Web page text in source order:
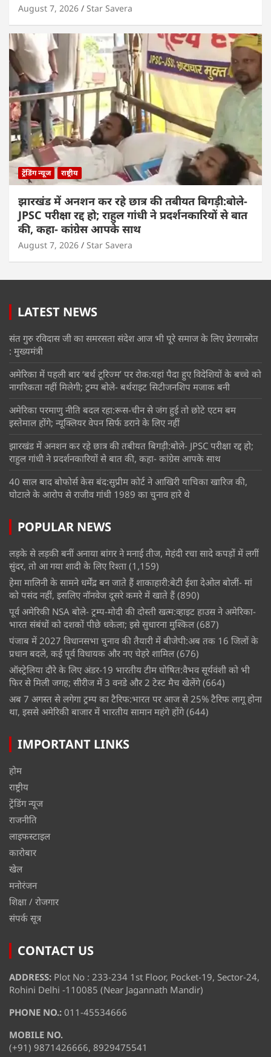
August 7, 2026 Star Savera
ट्रेंडिंग न्यूज राष्ट्रीय
झारखंड में अनशन कर रहे छात्र की तबीयत बिगड़ी:बोले-
JPSC परीक्षा रद्द हो; राहुल गांधी ने प्रदर्शनकारियों से बात
की, कहा- कांग्रेस आपके साथ
August 7, 2026 Star Savera
LATEST NEWS
संत गुरु रविदास जी का समरसता संदेश आज भी पूरे समाज के लिए प्रेरणास्रोत
: मुख्यमंत्री
अमेरिका में पहली बार ‘बर्थ टूरिज्म’ पर रोक:यहां पैदा हुए विदेशियों के बच्चे को
नागरिकता नहीं मिलेगी; ट्रम्प बोले- बर्थराइट सिटीजनशिप मजाक बनी
अमेरिका परमाणु नीति बदल रहा:रूस-चीन से जंग हुई तो छोटे एटम बम
इस्तेमाल होंगे; न्यूक्लियर वेपन सिर्फ डराने के लिए नहीं
झारखंड में अनशन कर रहे छात्र की तबीयत बिगड़ी:बोले- JPSC परीक्षा रद्द हो;
राहुल गांधी ने प्रदर्शनकारियों से बात की, कहा- कांग्रेस आपके साथ
40 साल बाद बोफोर्स केस बंद:सुप्रीम कोर्ट ने आखिरी याचिका खारिज की,
घोटाले के आरोप से राजीव गांधी 1989 का चुनाव हारे थे
POPULAR NEWS
लड़के से लड़की बनीं अनाया बांगर ने मनाई तीज, मेहंदी रचा सादे कपड़ों में लगीं
सुंदर, तो आ गया शादी के लिए रिश्ता (1,159)
हेमा मालिनी के सामने धर्मेंद्र बन जाते हैं शाकाहारी:बेटी ईशा देओल बोलीं- मां
को पसंद नहीं, इसलिए नॉनवेज दूसरे कमरे में खाते हैं (890)
पूर्व अमेरिकी NSA बोले- ट्रम्प-मोदी की दोस्ती खत्म:व्हाइट हाउस ने अमेरिका-
भारत संबंधों को दशकों पीछे धकेला; इसे सुधारना मुश्किल (687)
पंजाब में 2027 विधानसभा चुनाव की तैयारी में बीजेपी:अब तक 16 जिलों के
प्रधान बदले, कई पूर्व विधायक और नए चेहरे शामिल (676)
ऑस्ट्रेलिया दौरे के लिए अंडर-19 भारतीय टीम घोषित:वैभव सूर्यवंशी को भी
फिर से मिली जगह; सीरीज में 3 वनडे और 2 टेस्ट मैच खेलेंगे (664)
अब 7 अगस्त से लगेगा ट्रम्प का टैरिफ:भारत पर आज से 25% टैरिफ लागू होना
था, इससे अमेरिकी बाजार में भारतीय सामान महंगे होंगे (644)
IMPORTANT LINKS
होम
राष्ट्रीय
ट्रेंडिंग न्यूज
राजनीति
लाइफस्टाइल
कारोबार
खेल
मनोरंजन
शिक्षा / रोजगार
संपर्क सूत्र
CONTACT US
ADDRESS: Plot No : 233-234 1st Floor, Pocket-19, Sector-24,
Rohini Delhi -110085 (Near Jagannath Mandir)
PHONE NO.: 011-45534666
MOBILE NO.
(+91) 9871426666, 8929475541